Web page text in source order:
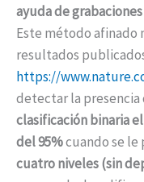
ayuda de
Este método afinado
resultados
https://
detectar la presencia
clasificación binaria
del 95%cuando se le
cuatro niveles (sin